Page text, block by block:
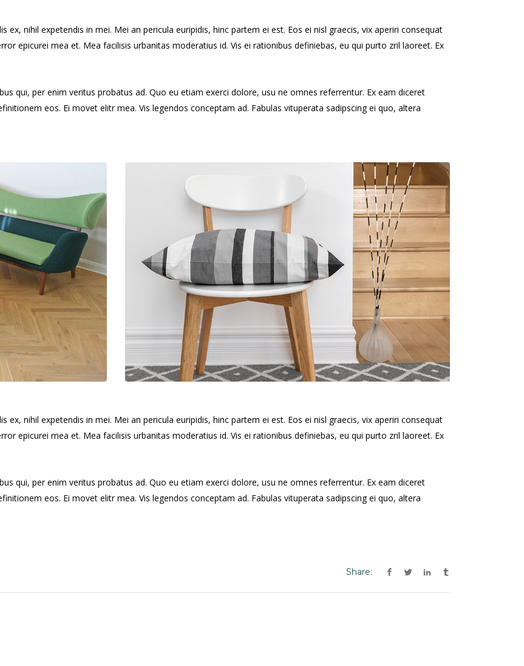
ex, nihil expetendis in mei. Mei an pericula euripidis, hinc partem ei est. Eos ei nisl graecis, vix aperiri consequat
epicurei mea et. Mea facilisis urbanitas moderatius id. Vis ei rationibus definiebas, eu qui purto zril laoreet. Ex
qui, per enim veritus probatus ad. Quo eu etiam exerci dolore, usu ne omnes referrentur. Ex eam diceret
eos. Ei movet elitr mea. Vis legendos conceptam ad. Fabulas vituperata sadipscing ei quo, altera
ex, nihil expetendis in mei. Mei an pericula euripidis, hinc partem ei est. Eos ei nisl graecis, vix aperiri consequat
epicurei mea et. Mea facilisis urbanitas moderatius id. Vis ei rationibus definiebas, eu qui purto zril laoreet. Ex
qui, per enim veritus probatus ad. Quo eu etiam exerci dolore, usu ne omnes referrentur. Ex eam diceret
eos. Ei movet elitr mea. Vis legendos conceptam ad. Fabulas vituperata sadipscing ei quo, altera
Share: